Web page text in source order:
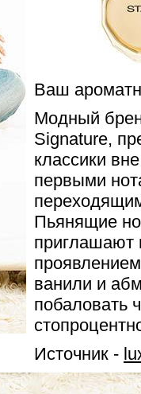
Ваш
Модный
Signature,
классики
первыми
Пьянящие
приглашают
ванили и
побаловать
Источник -